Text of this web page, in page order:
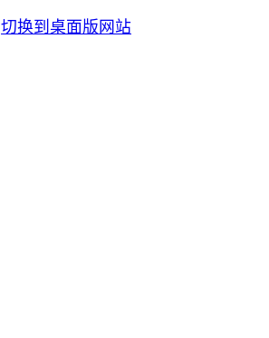
切换到桌面版网站